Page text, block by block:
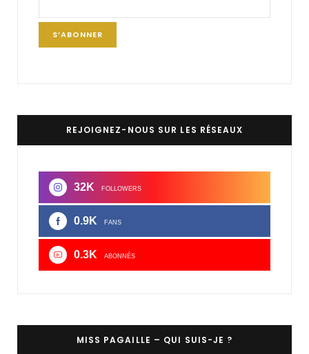
REJOIGNEZ-NOUS SUR LES RÉSEAUX
32K FOLLOWERS
0.9K FANS
0.3K ABONNÉS
MISS PAGAILLE – QUI SUIS-JE ?